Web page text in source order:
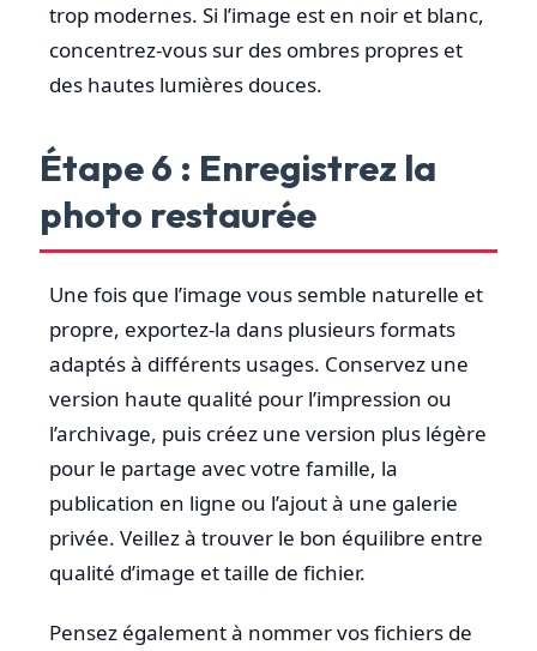
trop modernes. Si l’image est en noir et blanc,
concentrez-vous sur des ombres propres et
des hautes lumières douces.
Étape 6 : Enregistrez la
photo restaurée
Une fois que l’image vous semble naturelle et
propre, exportez-la dans plusieurs formats
adaptés à différents usages. Conservez une
version haute qualité pour l’impression ou
l’archivage, puis créez une version plus légère
pour le partage avec votre famille, la
publication en ligne ou l’ajout à une galerie
privée. Veillez à trouver le bon équilibre entre
qualité d’image et taille de fichier.
Pensez également à nommer vos fichiers de